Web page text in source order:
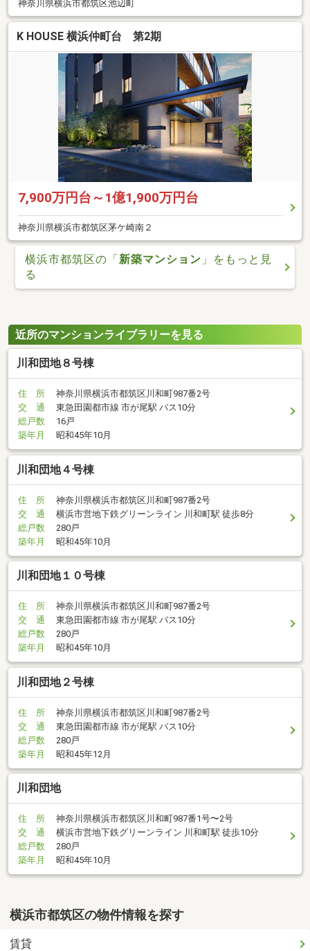
神奈川県横浜市都筑区池辺町
K HOUSE 横浜仲町台 第2期
7,900万円台～1億1,900万円台
神奈川県横浜市都筑区茅ケ崎南２
横浜市都筑区の「 新築マンション 」をもっと見
る
近所のマンションライブラリーを見る
川和団地８号棟
住 所
神奈川県横浜市都筑区川和町987番2号
交 通
東急田園都市線 市が尾駅 バス10分
総戸数
16戸
築年月
昭和45年10月
川和団地４号棟
住 所
神奈川県横浜市都筑区川和町987番2号
交 通
横浜市営地下鉄グリーンライン 川和町駅 徒歩8分
総戸数
280戸
築年月
昭和45年10月
川和団地１０号棟
住 所
神奈川県横浜市都筑区川和町987番2号
交 通
東急田園都市線 市が尾駅 バス10分
総戸数
280戸
築年月
昭和45年10月
川和団地２号棟
住 所
神奈川県横浜市都筑区川和町987番2号
交 通
東急田園都市線 市が尾駅 バス10分
総戸数
280戸
築年月
昭和45年12月
川和団地
住 所
神奈川県横浜市都筑区川和町987番1号〜2号
交 通
横浜市営地下鉄グリーンライン 川和町駅 徒歩10分
総戸数
280戸
築年月
昭和45年10月
横浜市都筑区の物件情報を探す
賃貸